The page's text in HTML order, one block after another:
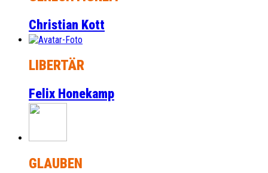
Christian Kott
LIBERTÄR
Felix Honekamp
GLAUBEN